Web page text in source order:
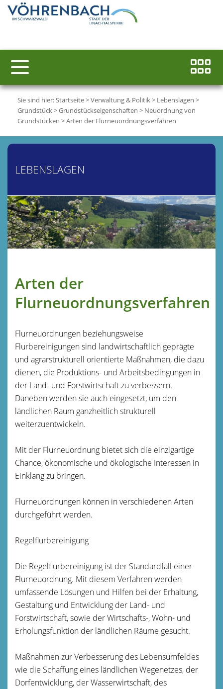
Sie sind hier:Startseite>Verwaltung & Politik> Lebenslagen >
Grundstück>Grundstückseigenschaften > Neuordnung von
Grundstücken >Arten der Flurneuordnungsverfahren
LEBENSLAGEN
Arten der
Flurneuordnungsverfahren
Flurneuordnungen beziehungsweise
Flurbereinigungen sind landwirtschaftlich geprägte
und agrarstrukturell orientierte Maßnahmen, die dazu
dienen, die Produktions- und Arbeitsbedingungen in
der Land- und Forstwirtschaft zu verbessern.
Daneben werden sie auch eingesetzt, um den
ländlichen Raum ganzheitlich strukturell
weiterzuentwickeln.
Mit der Flurneuordnung bietet sich die einzigartige
Chance, ökonomische und ökologische Interessen in
Einklang zu bringen.
Flurneuordnungen können in verschiedenen Arten
durchgeführt werden.
Regelflurbereinigung
Die Regelflurbereinigung ist der Standardfall einer
Flurneuordnung. Mit diesem Verfahren werden
umfassende Lösungen und Hilfen bei der Erhaltung,
Gestaltung und Entwicklung der Land- und
Forstwirtschaft, sowie der Wirtschafts-, Wohn- und
Erholungsfunktion der ländlichen Räume gesucht.
Maßnahmen zur Verbesserung des Lebensumfeldes
wie die Schaffung eines ländlichen Wegenetzes, der
Dorfentwicklung, der Wasserwirtschaft, des